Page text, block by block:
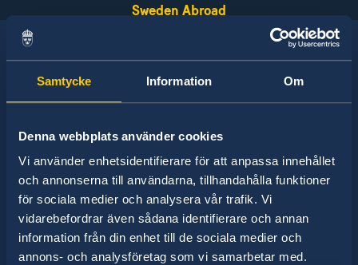
Samtycke Information Om
Denna webbplats använder cookies
Vi använder enhetsidentifierare för att anpassa innehållet
och annonserna till användarna, tillhandahålla funktioner
för sociala medier och analysera vår trafik. Vi
vidarebefordrar även sådana identifierare och annan
information från din enhet till de sociala medier och
annons- och analysföretag som vi samarbetar med.
Sweden Abroad
La Suède a des relations diplomatiques avec
presque tous les pays du monde. Dans environ
la moitié d'entre eux, la Suède a des
ambassades et consulats. représentation
étrangère suédoise se compose d'environ 100
ambassades et 350 honörkonsulat.